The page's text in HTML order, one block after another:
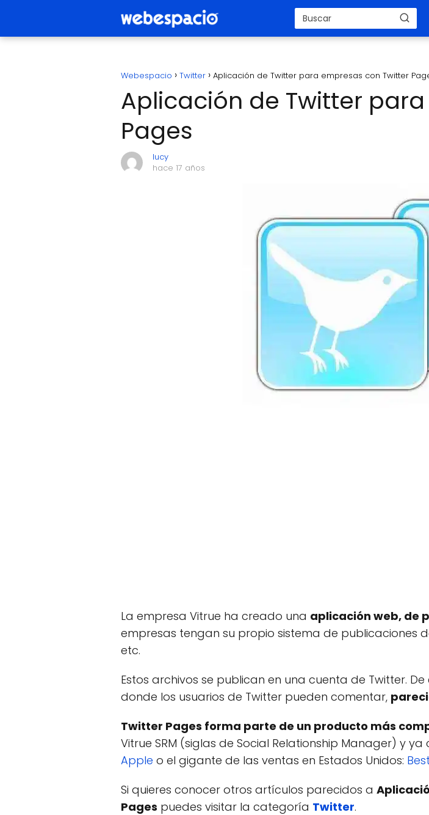
Webespacio Twitter Aplicación de Twitter para empresas con Twitter
Aplicación de Twitter
Pages
lucy
hace 17 años
La empresa Vitrue ha creado una aplicación web, de
empresas tengan su propio sistema de publicaciones
etc.
Estos archivos se publican en una cuenta de Twitter.
donde los usuarios de Twitter pueden comentar,
Twitter Pages forma parte de un producto más
Vitrue SRM (siglas de Social Relationship Manager) y
Apple o el gigante de las ventas en Estados Unidos:
Si quieres conocer otros artículos parecidos a
Pages puedes visitar la categoría Twitter.